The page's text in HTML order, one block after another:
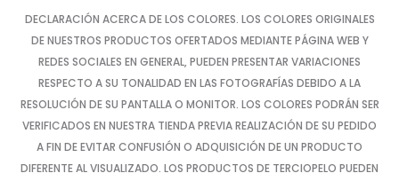
DECLARACIÓN ACERCA DE LOS COLORES. LOS COLORES ORIGINALES
DE NUESTROS PRODUCTOS OFERTADOS MEDIANTE PÁGINA WEB Y
REDES SOCIALES EN GENERAL, PUEDEN PRESENTAR VARIACIONES
RESPECTO A SU TONALIDAD EN LAS FOTOGRAFÍAS DEBIDO A LA
RESOLUCIÓN DE SU PANTALLA O MONITOR. LOS COLORES PODRÁN SER
VERIFICADOS EN NUESTRA TIENDA PREVIA REALIZACIÓN DE SU PEDIDO
A FIN DE EVITAR CONFUSIÓN O ADQUISICIÓN DE UN PRODUCTO
DIFERENTE AL VISUALIZADO. LOS PRODUCTOS DE TERCIOPELO PUEDEN